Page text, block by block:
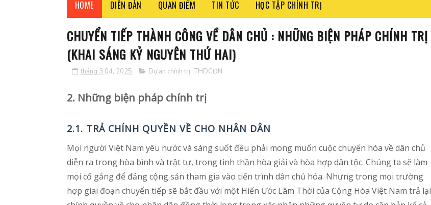
HOME DIỄN ĐÀN QUAN ĐIỂM TIN TỨC HỌC TẬP CHÍNH TRỊ
CHUYỂN TIẾP THÀNH CÔNG VỀ DÂN CHỦ : NHỮNG BIỆN PHÁP CHÍNH TRỊ
(KHAI SÁNG KỶ NGUYÊN THỨ HAI)
tháng 3 04, 2025 Dự án chính trị, THDCĐN
2. Những biện pháp chính trị
2.1. TRẢ CHÍNH QUYỀN VỀ CHO NHÂN DÂN
Mọi người Việt Nam yêu nước và sáng suốt đều phải mong muốn cuộc chuyển hóa về dân chủ
diễn ra trong hòa bình và trật tự, trong tinh thần hòa giải và hòa hợp dân tộc. Chúng ta sẽ làm
mọi cố gắng để đảng cộng sản tham gia vào tiến trình dân chủ hóa. Nhưng trong mọi trường
hợp giai đoạn chuyển tiếp sẽ bắt đầu với một Hiến Ước Lâm Thời của Cộng Hòa Việt Nam trả lại